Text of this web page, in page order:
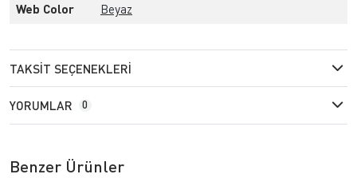
Web Color Beyaz
TAKSIT SEÇENEKLERI
YORUMLAR 0
Benzer Ürünler